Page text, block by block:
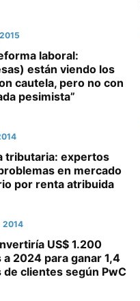
laboral:
están viendo los
cautela, pero no con
pesimista”
tributaria: expertos
en mercado
por renta atribuida
2014
US$ 1.200
a 2024 para ganar 1,4
de clientes según PwC